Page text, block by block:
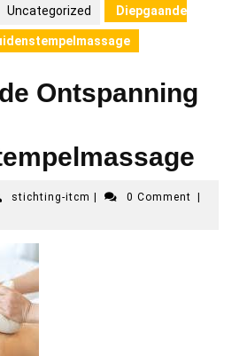
Uncategorized Diepgaande
Ontspanning
stichting-itcm stichting-0 Comment